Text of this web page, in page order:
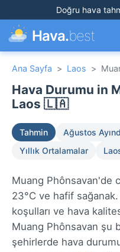
Doğru hava
Hava.best
Ana Sayfa > Laos >
Hava Durumu in
Laos 🇱🇦
Tahmin Ağustos
Yıllık Ortalamalar
Muang Phônsavan'de
23°C ve hafif
koşulları ve hava
Muang Phônsavan şu
şehirlerde hava